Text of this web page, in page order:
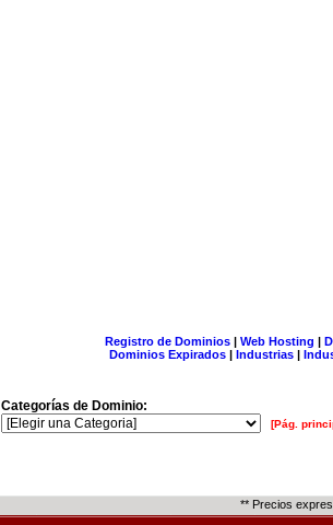
Registro de Dominios| Web Hosting |
Dominios Expirados | Industrias |
Categorías de Dominio:
[Pág.
** Precios